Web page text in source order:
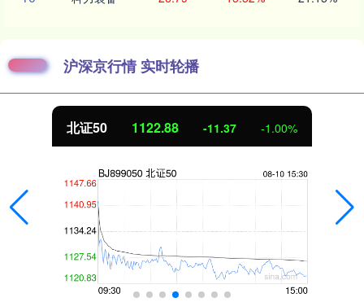
沪深京行情 实时轮播
北证50 1122.88 -11.37 -1.00%